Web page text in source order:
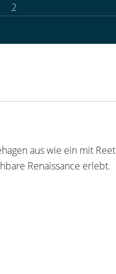
2
aus wie ein mit Reet
Renaissance erlebt.